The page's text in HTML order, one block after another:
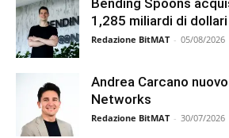
Bending Spoons
1,285 miliardi di dollari
Redazione BitMAT - 05/08/2026
Andrea Carcano
Networks
Redazione BitMAT - 30/07/2026